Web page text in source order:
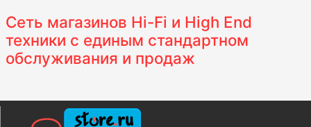
Сеть магазинов Hi-Fi и High End
техники с единым стандартном
обслуживания и продаж